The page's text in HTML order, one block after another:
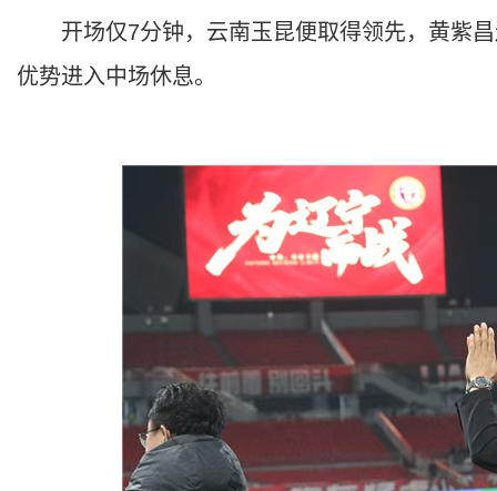
开场仅7分钟，云南玉昆便取得领先，黄紫昌
优势进入中场休息。